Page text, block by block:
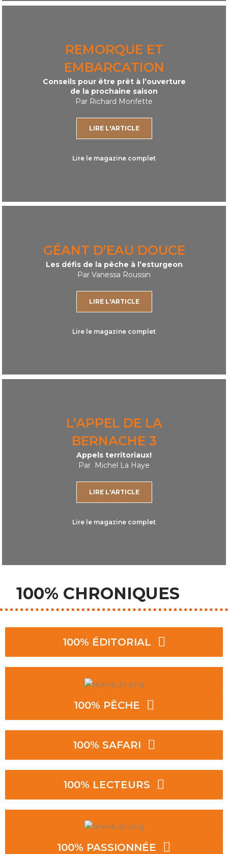
REMORQUE ET
EMBARCATION
Conseils pour être prêt à l’ouverture
de la prochaine saison
Par Richard Monfette
LIRE L'ARTICLE
Lire le magazine complet
GÉANT D’EAU DOUCE
Les défis de la pêche à l’esturgeon
Par Vanessa Roussin
LIRE L'ARTICLE
Lire le magazine complet
L’APPEL DE LA
BERNACHE 3
Appels territoriaux!
Par Michel La Haye
LIRE L'ARTICLE
Lire le magazine complet
100% CHRONIQUES
100% ÉDITORIAL
100% PÊCHE
100% SAFARI
100% LECTEURS
100% PASSIONNÉE